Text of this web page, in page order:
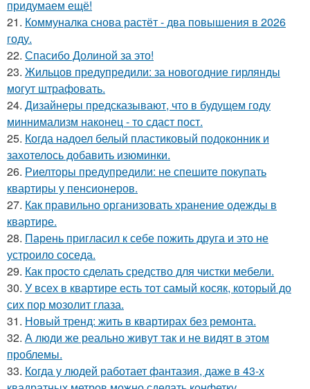
придумаем ещё!
21. Коммуналка снова растёт - два повышения в 2026
году.
22. Спасибо Долиной за это!
23. Жильцов предупредили: за новогодние гирлянды
могут штрафовать.
24. Дизайнеры предсказывают, что в будущем году
миннимализм наконец - то сдаст пост.
25. Когда надоел белый пластиковый подоконник и
захотелось добавить изюминки.
26. Риелторы предупредили: не спешите покупать
квартиры у пенсионеров.
27. Как правильно организовать хранение одежды в
квартире.
28. Парень пригласил к себе пожить друга и это не
устроило соседа.
29. Как просто сделать средство для чистки мебели.
30. У всех в квартире есть тот самый косяк, который до
сих пор мозолит глаза.
31. Новый тренд: жить в квартирах без ремонта.
32. А люди же реально живут так и не видят в этом
проблемы.
33. Когда у людей работает фантазия, даже в 43-х